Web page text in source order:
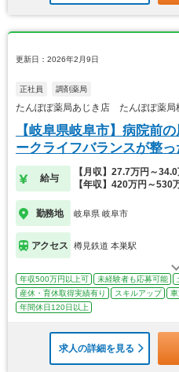
更新日：2026年2月9日
正社員 調剤薬局
たんぽぽ薬局あじき店 たんぽぽ薬局
【岐阜県岐阜市】病院前
ークライフバランスが整っ
給与
【月収】27.7万円～34.0
【年収】420万円～530
勤務地 岐阜県 岐阜市
アクセス 樽見鉄道 本巣駅
年収500万円以上可 未経験者も応募可能
産休・育休取得実績有り
スキルアップ
年間休日120日以上
求人の詳細を見る